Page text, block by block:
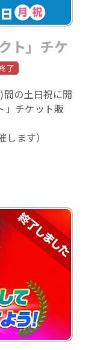
ト」チケ
の土日祝に開
」チケット販
ます）